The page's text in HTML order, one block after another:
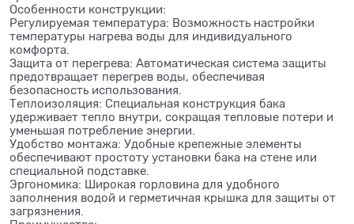
Особенности конструкции:
Регулируемая температура: Возможность настройки
температуры нагрева воды для индивидуального
комфорта.
Защита от перегрева: Автоматическая система защиты
предотвращает перегрев воды, обеспечивая
безопасность использования.
Теплоизоляция: Специальная конструкция бака
удерживает тепло внутри, сокращая тепловые потери и
уменьшая потребление энергии.
Удобство монтажа: Удобные крепежные элементы
обеспечивают простоту установки бака на стене или
специальной подставке.
Эргономика: Широкая горловина для удобного
заполнения водой и герметичная крышка для защиты от
загрязнения.